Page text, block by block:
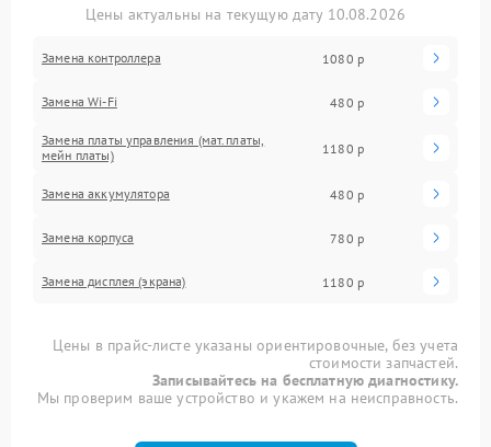
Цены актуальны на текущую дату 10.08.2026
Замена контроллера 1080 р
Замена Wi-Fi 480 р
Замена платы управления (мат.платы,
мейн платы)
1180 р
Замена аккумулятора 480 р
Замена корпуса 780 р
Замена дисплея (экрана) 1180 р
Цены в прайс-листе указаны ориентировочные, без учета
стоимости запчастей.
Записывайтесь на бесплатную диагностику.
Мы проверим ваше устройство и укажем на неисправность.